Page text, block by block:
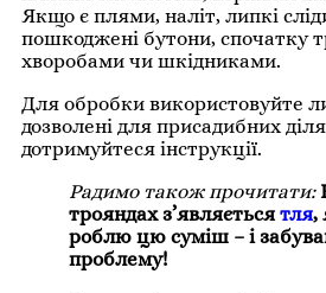
Якщо є плями, наліт, липкі
пошкоджені бутони, спочатку
хворобами чи шкідниками.
Для обробки використовуйте
дозволені для присадибних
дотримуйтеся інструкції.
Радимо також прочитати:
трояндах з’являється тля,
роблю цю суміш – і
проблему!